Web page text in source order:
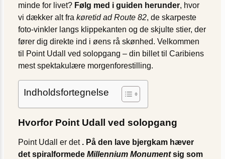
minde for livet? Følg med i guiden herunder, hvor
vi dækker alt fra køretid ad Route 82, de skarpeste
foto-vinkler langs klippekanten og de skjulte stier, der
fører dig direkte ind i øens rå skønhed. Velkommen
til Point Udall ved solopgang – din billet til Caribiens
mest spektakulære morgenforestilling.
Indholdsfortegnelse
Hvorfor Point Udall ved solopgang
Point Udall er det . På den lave bjergkam hæver
det spiralformede Millennium Monumentsig som